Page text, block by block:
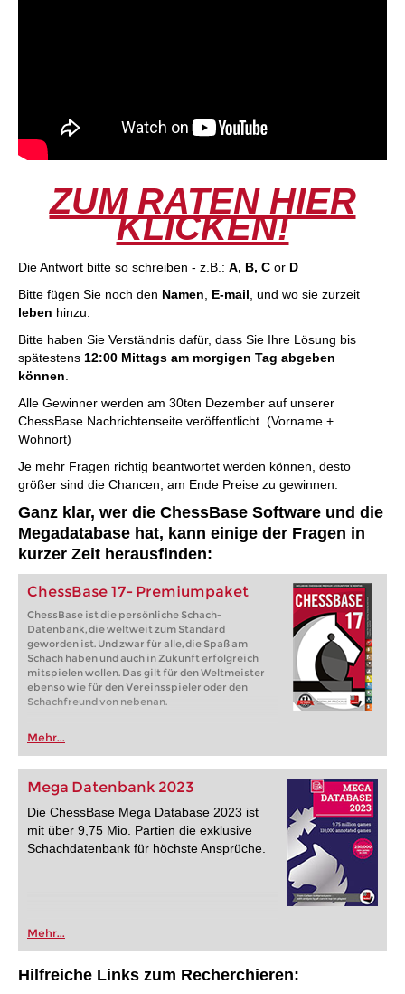
ZUM RATEN HIER
KLICKEN!
Die Antwort bitte so schreiben - z.B.: A, B, C or D
Bitte fügen Sie noch den Namen E-mail , und wo sie zurzeit
leben hinzu.
Bitte haben Sie Verständnis dafür, dass Sie Ihre Lösung bis
spätestens 12:00 Mittags am morgigen Tag abgeben
können
Alle Gewinner werden am 30ten Dezember auf unserer
ChessBase Nachrichtenseite veröffentlicht. (Vorname +
Wohnort)
Je mehr Fragen richtig beantwortet werden können, desto
größer sind die Chancen, am Ende Preise zu gewinnen.
Ganz klar, wer die ChessBase Software und die
Megadatabase hat, kann einige der Fragen in
kurzer Zeit herausfinden:
ChessBase 17- Premiumpaket
ChessBase ist die persönliche Schach-
Datenbank, die weltweit zum Standard
geworden ist. Und zwar für alle, die Spaß am
Schach haben und auch in Zukunft erfolgreich
mitspielen wollen. Das gilt für den Weltmeister
ebenso wie für den Vereinsspieler oder den
Schachfreund von nebenan.
Mehr...
Mega Datenbank 2023
Die ChessBase Mega Database 2023 ist
mit über 9,75 Mio. Partien die exklusive
Schachdatenbank für höchste Ansprüche.
Mehr...
Hilfreiche Links zum Recherchieren: